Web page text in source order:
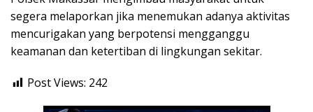
segera melaporkan jika menemukan adanya aktivitas
mencurigakan yang berpotensi mengganggu
keamanan dan ketertiban di lingkungan sekitar.
Post Views: 242